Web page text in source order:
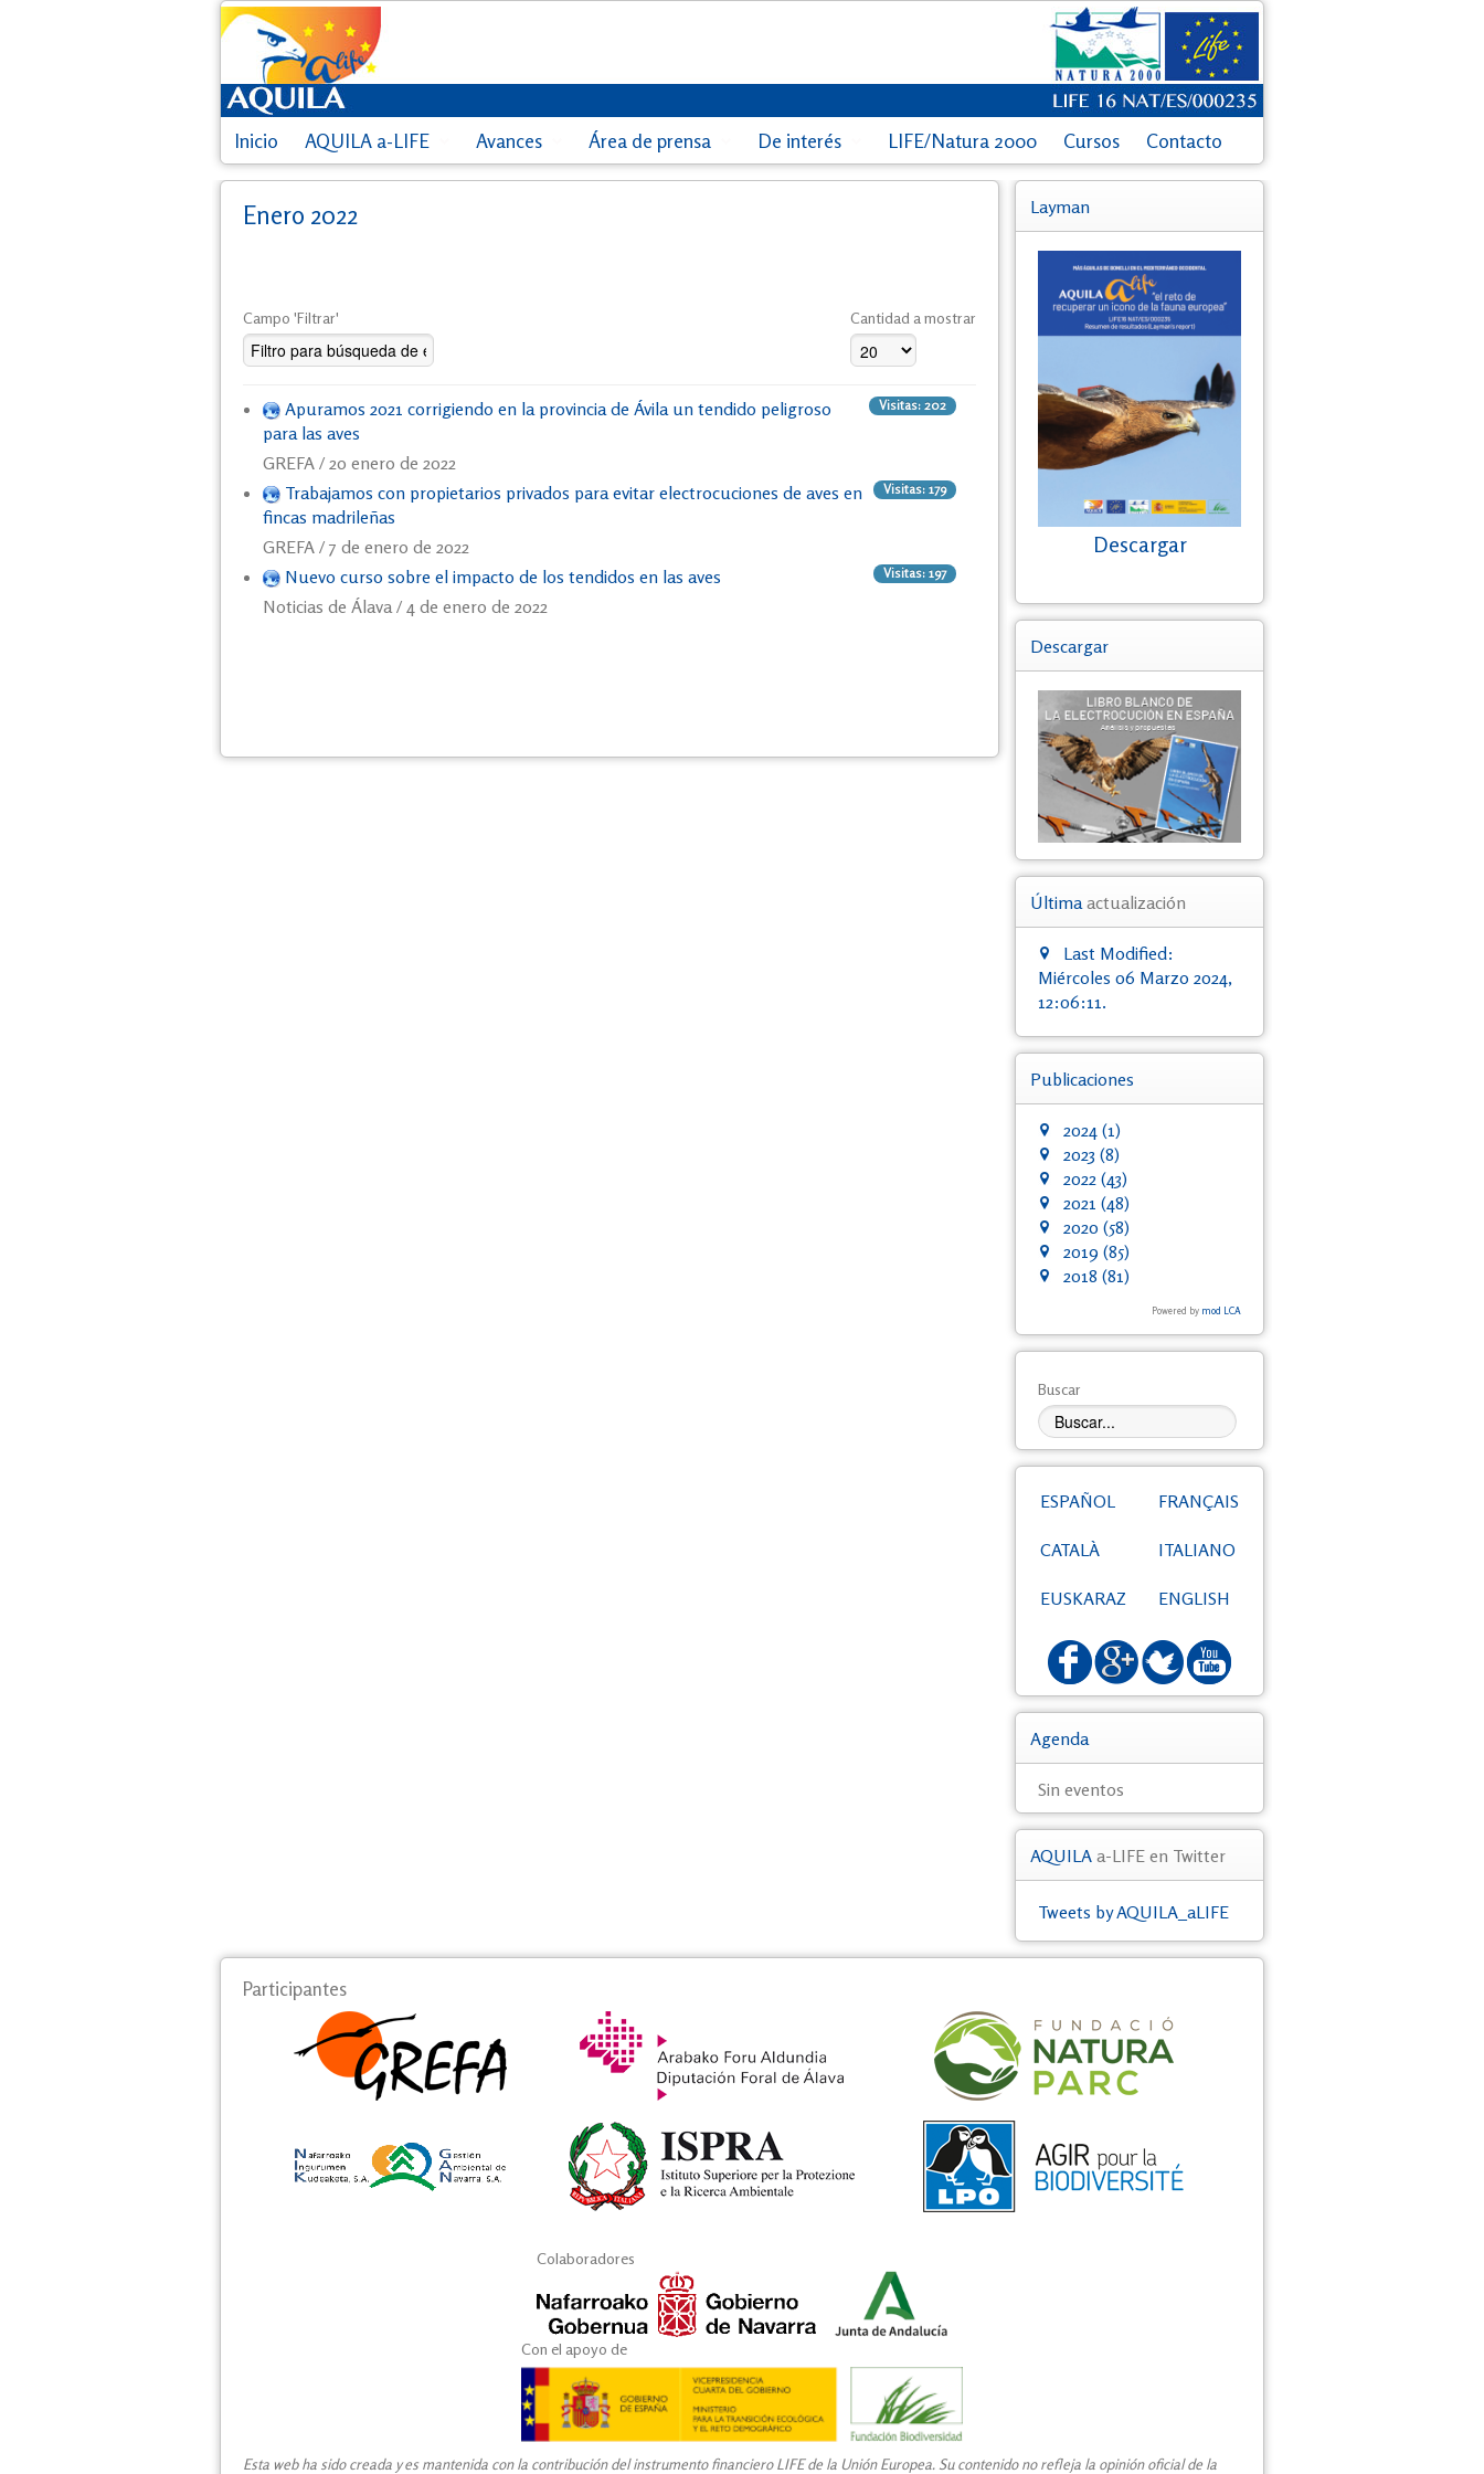
Inicio AQUILA a-LIFE Avances Área de prensa De interés LIFE/Natura 2000 Cursos Contacto
Enero 2022
Campo 'Filtrar' Cantidad a mostrar
Visitas: 202
Apuramos 2021 corrigiendo en la provincia de Ávila un tendido peligroso
para las aves
GREFA / 20 enero de 2022
Visitas: 179
Trabajamos con propietarios privados para evitar electrocuciones de aves en
fincas madrileñas
GREFA / 7 de enero de 2022
Visitas: 197
Nuevo curso sobre el impacto de los tendidos en las aves
Noticias de Álava / 4 de enero de 2022
Layman
Descargar
Descargar
Últimaactualización
Last Modified:
Miércoles 06 Marzo 2024,
12:06:11.
Publicaciones
2024 (1)
2023 (8)
2022 (43)
2021 (48)
2020 (58)
2019 (85)
2018 (81)
Powered by mod LCA
Buscar
ESPAÑOL
CATALÀ
EUSKARAZ
FRANÇAIS
ITALIANO
ENGLISH
Agenda
Sin eventos
AQUILA a-LIFE en Twitter
Tweets by AQUILA_aLIFE
Participantes
Colaboradores
Con el apoyo de
Esta web ha sido creada y es mantenida con la contribución del instrumento financiero LIFE de la Unión Europea. Su contenido no refleja la opinión oficial de la